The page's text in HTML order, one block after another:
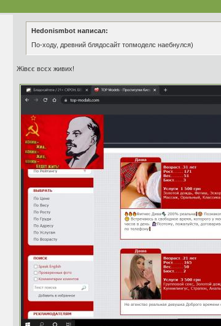
Hedonismbot написал:
По-ходу, древний блядосайт топмоделс наебнулся)
Жівєє всєх живих!